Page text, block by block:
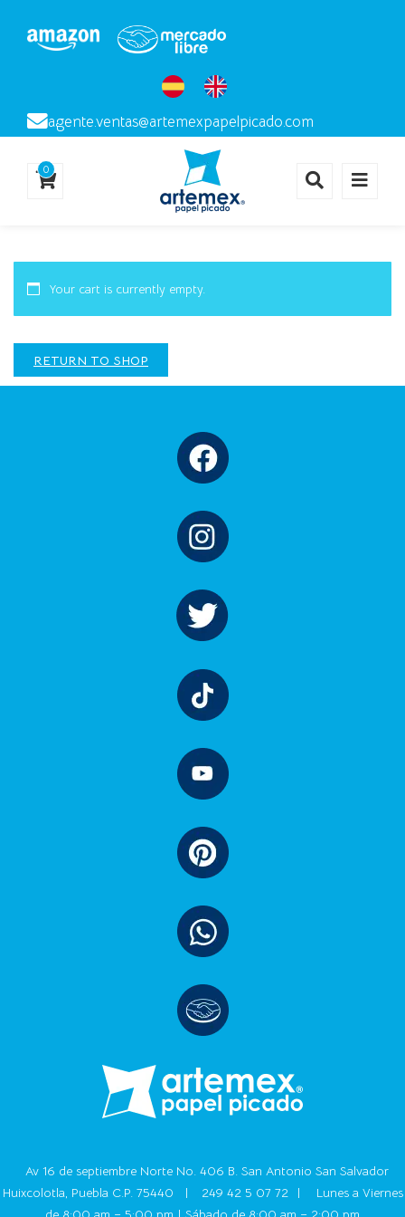
agente.ventas@artemexpapelpicado.com
0
Your cart is currently empty.
RETURN TO SHOP
Av 16 de septiembre Norte No. 406 B. San Antonio San Salvador
Huixcolotla, Puebla C.P. 75440 |
249 42 5 07 72 |
Lunes a Viernes